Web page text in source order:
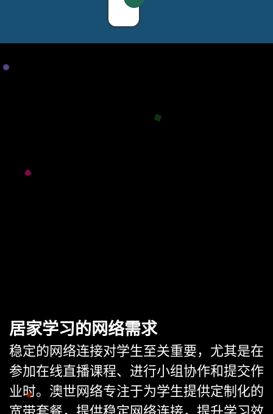
居家学习的网络需求
稳定的网络连接对学生至关重要，尤其是在
参加在线直播课程、进行小组协作和提交作
业时。澳世网络专注于为学生提供定制化的